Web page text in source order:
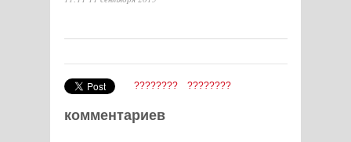
???????? ????????
комментариев